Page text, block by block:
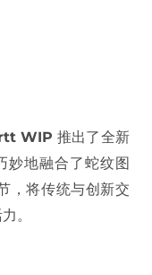
WIP 推出了全新
妙地融合了蛇纹图
，将传统与创新交
。